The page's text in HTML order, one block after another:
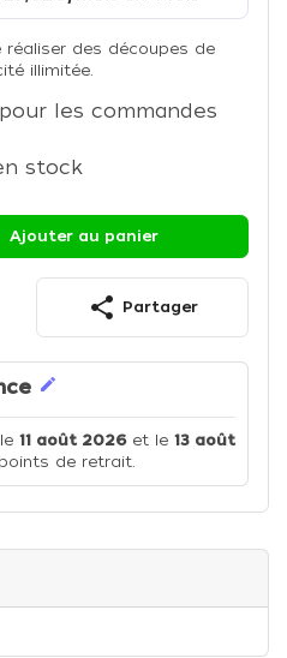
des découpes de
illimitée.
les commandes
stock
Ajouter au panier
share Partager
edit
11 août 2026et le 13 août
de retrait.